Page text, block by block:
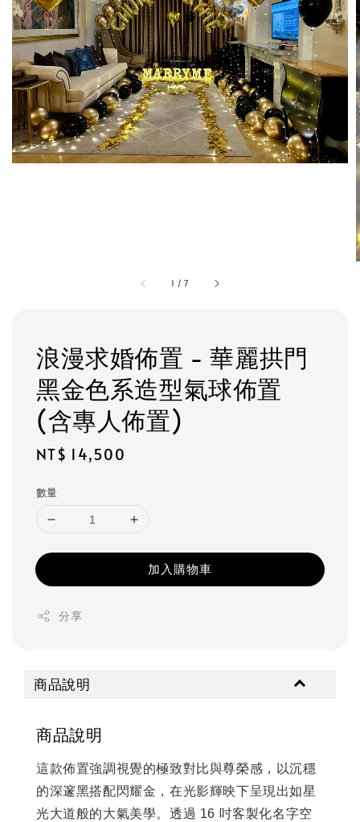
1 /7
浪漫求婚佈置 - 華麗拱門
黑金色系造型氣球佈置
(含專人佈置)
Regular
NT$ 14,500
數量
加入購物車
分享
商品說明
商品說明
這款佈置強調視覺的極致對比與尊榮感，以沉穩
的深邃黑搭配閃耀金，在光影輝映下呈現出如星
光大道般的大氣美學。透過 16 吋客製化名字空